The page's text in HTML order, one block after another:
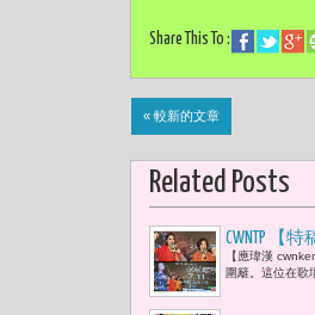
Share This To :
« 較新的文章
Related Posts
CWNTP 【
藝大姊大
【應瑋漢
圍籬。這位在歌